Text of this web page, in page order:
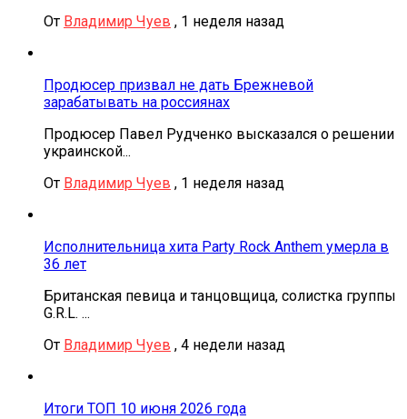
От Владимир Чуев , 1 неделя назад
Продюсер призвал не дать Брежневой
зарабатывать на россиянах
Продюсер Павел Рудченко высказался о решении
украинской...
От Владимир Чуев , 1 неделя назад
Исполнительница хита Party Rock Anthem умерла в
36 лет
Британская певица и танцовщица, солистка группы
G.R.L. ...
От Владимир Чуев , 4 недели назад
Итоги ТОП 10 июня 2026 года